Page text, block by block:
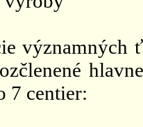
významných
7 centier: